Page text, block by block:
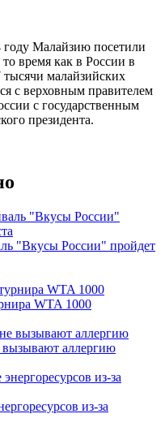
году Малайзию посетили
время как в России в
малайзийских
с верховным правителем
с государственным
президента.
"Вкусы России" пройдет
WTA 1000
аллергию
из-за